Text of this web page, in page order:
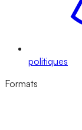
politiques
Formats